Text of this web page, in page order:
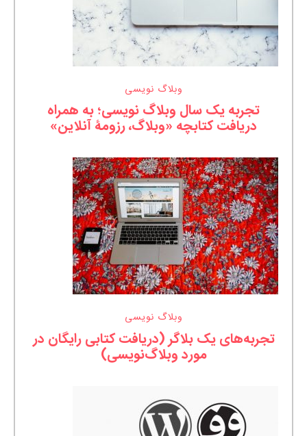
وبلاگ نویسی
تجربه یک سال وبلاگ نویسی؛ به همراه
دریافت کتابچه «وبلاگ، رزومۀ آنلاین»
وبلاگ نویسی
تجربه‌های یک بلاگر (دریافت کتابی رایگان در
مورد وبلاگ‌نویسی)